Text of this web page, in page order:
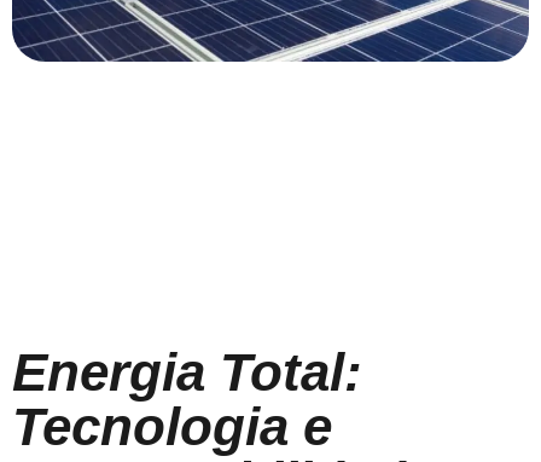
Energia Total:
Tecnologia e